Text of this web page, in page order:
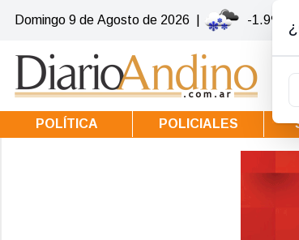
Domingo 9 de Agosto de 2026 -1.9ºc |
POLÍTICA POLICIALES